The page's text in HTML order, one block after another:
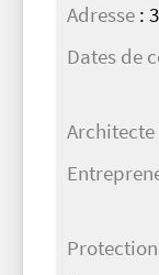
Adresse :
Dates de
Architecte